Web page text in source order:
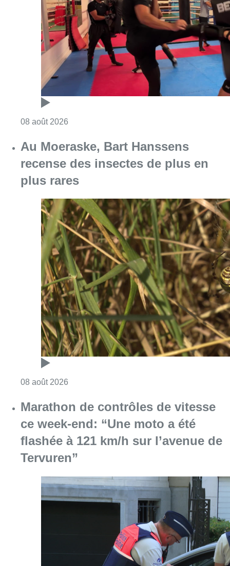
08 août 2026
Au Moeraske, Bart Hanssens
recense des insectes de plus en
plus rares
08 août 2026
Marathon de contrôles de vitesse
ce week-end: “Une moto a été
flashée à 121 km/h sur l’avenue de
Tervuren”